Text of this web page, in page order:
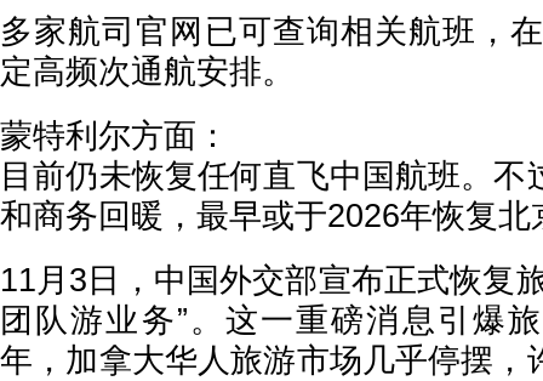
多家航司官网已可查询相关航班，
定高频次通航安排。
蒙特利尔方面：
目前仍未恢复任何直飞中国航班。不
和商务回暖，最早或于2026年恢复
11月3日，中国外交部宣布正式恢复
团队游业务”。这一重磅消息引爆
年，加拿大华人旅游市场几乎停摆，